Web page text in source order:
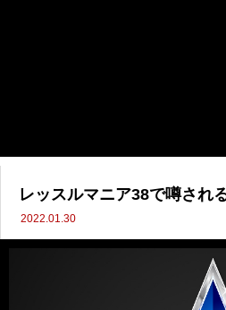
レッスルマニア38で噂され
2022.01.30